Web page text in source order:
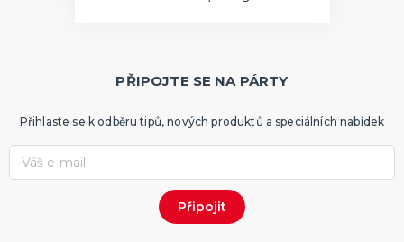
PŘIPOJTE SE NA PÁRTY
Přihlaste se k odběru tipů, nových produktů a speciálních nabídek